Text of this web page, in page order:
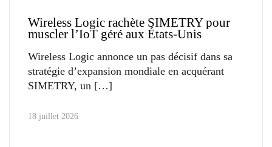
Wireless Logic rachète SIMETRY pour
muscler l’IoT géré aux États-Unis
Wireless Logic annonce un pas décisif dans sa
stratégie d’expansion mondiale en acquérant
SIMETRY, un
18 juillet 2026